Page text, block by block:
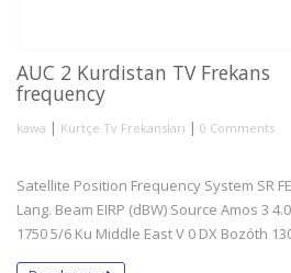
AUC 2 Kurdistan TV Frekans
frequency
kawa | Kürtçe Tv Frekansları | 0 Comments
Satellite Position Frequency System SR
Lang. Beam EIRP (dBW) Source Amos 3
1750 5/6 Ku Middle East V 0 DX Bozóth